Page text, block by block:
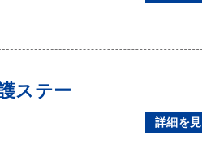
ステー
詳細を